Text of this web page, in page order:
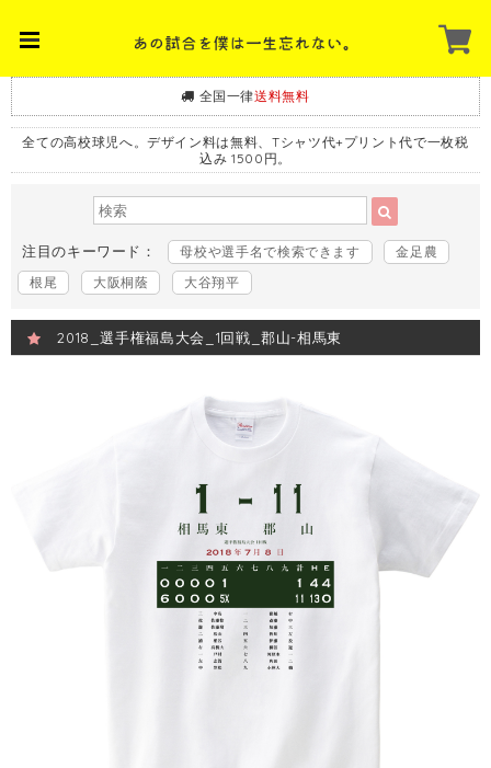
全国一律送料無料
全ての高校球児へ。デザイン料は無料、Tシャツ代+プリント代で一枚税
込み 1500円。
注目のキーワード： 母校や選手名で検索できます
金足農
根尾
大阪桐蔭 大谷翔平
2018_選手権福島大会_1回戦_郡山-相馬東